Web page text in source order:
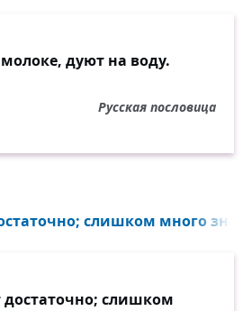
дуют на воду.
Русская пословица
слишком много
достаточно; слишком